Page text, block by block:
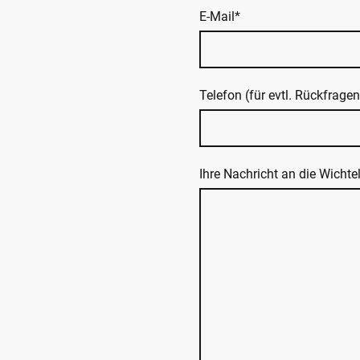
E-Mail*
Telefon (für evtl.
Ihre Nachricht an die